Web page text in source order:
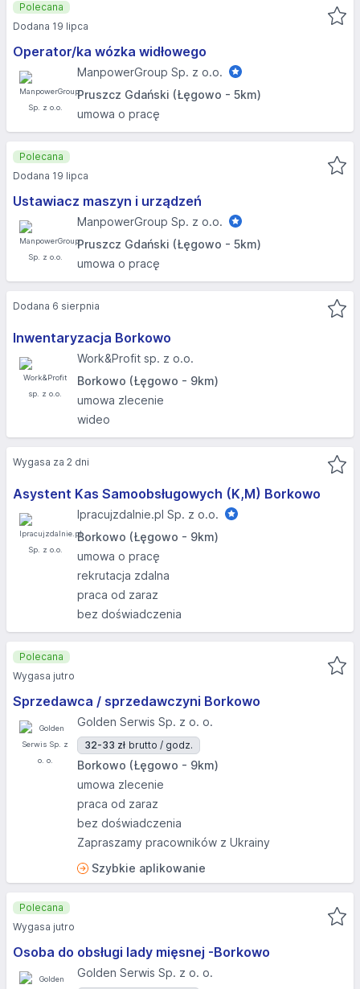
Operator/ka wózka widłowego
ManpowerGroup Sp. z o.o.
Pruszcz Gdański (Łęgowo - 5km)
umowa o pracę
Polecana
Dodana 19 lipca
Ustawiacz maszyn i urządzeń
ManpowerGroup Sp. z o.o.
Pruszcz Gdański (Łęgowo - 5km)
umowa o pracę
Polecana
Dodana 19 lipca
Inwentaryzacja Borkowo
Work&Profit sp. z o.o.
Borkowo (Łęgowo - 9km)
umowa zlecenie
wideo
Dodana 6 sierpnia
Asystent Kas Samoobsługowych (K,M) Borkowo
Ipracujzdalnie.pl Sp. z o.o.
Borkowo (Łęgowo - 9km)
umowa o pracę
rekrutacja zdalna
praca od zaraz
bez doświadczenia
Wygasa za 2 dni
Sprzedawca / sprzedawczyni Borkowo
Golden Serwis Sp. z o. o.
32-33 zł brutto / godz.
Borkowo (Łęgowo - 9km)
umowa zlecenie
praca od zaraz
bez doświadczenia
Zapraszamy pracowników z Ukrainy
Szybkie aplikowanie
Polecana
Wygasa jutro
Osoba do obsługi lady mięsnej -Borkowo
Golden Serwis Sp. z o. o.
Polecana
Wygasa jutro